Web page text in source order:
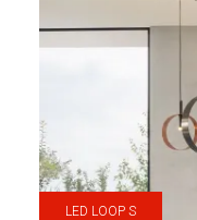
LED LOOP S